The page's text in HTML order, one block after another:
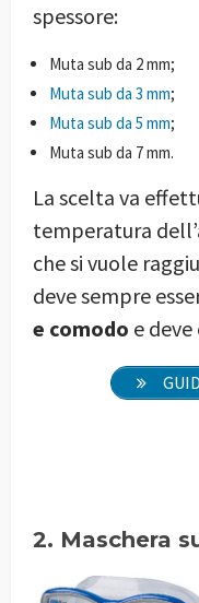
spessore:
Muta sub da 2 mm;
Muta sub da 3 mm;
Muta sub da 5 mm;
Muta sub da 7 mm.
La scelta va
temperatura
che si vuole
deve sempre
e comodo e
2. Maschera